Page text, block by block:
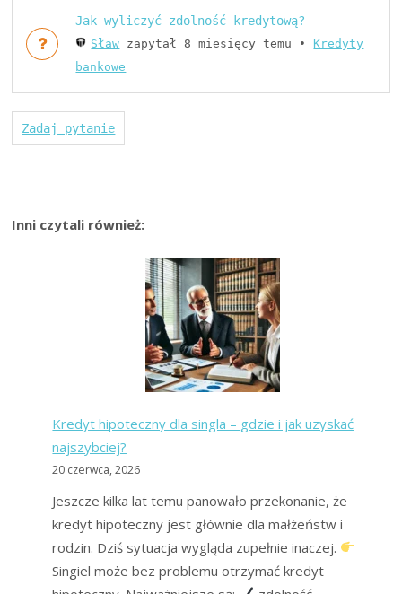
Jak wyliczyć zdolność kredytową?
Sław zapytał 8 miesięcy temu • Kredyty
bankowe
Zadaj pytanie
Inni czytali również:
Kredyt hipoteczny dla singla – gdzie i jak uzyskać
najszybciej?
20 czerwca, 2026
Jeszcze kilka lat temu panowało przekonanie, że
kredyt hipoteczny jest głównie dla małżeństw i
rodzin. Dziś sytuacja wygląda zupełnie inaczej.
Singiel może bez problemu otrzymać kredyt